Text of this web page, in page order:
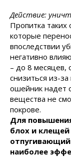
Действие:
Пропитка
которые
впоследствии
негативно
– до 8 месяцев,
снизиться из-
ошейник надет
вещества не
покрове.
Для
блох и
наиболее